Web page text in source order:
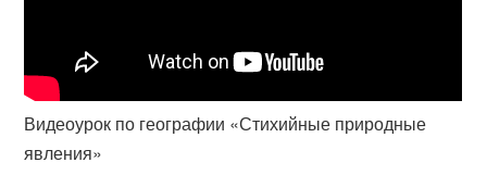
Видеоурок по географии «Стихийные природные
явления»